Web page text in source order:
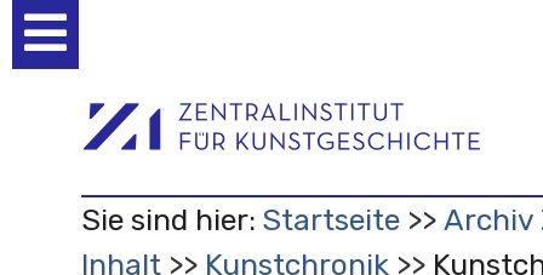
Werkzeuge
Sie sind hier: Startseite
Archiv
Inhalt
Kunstchronik